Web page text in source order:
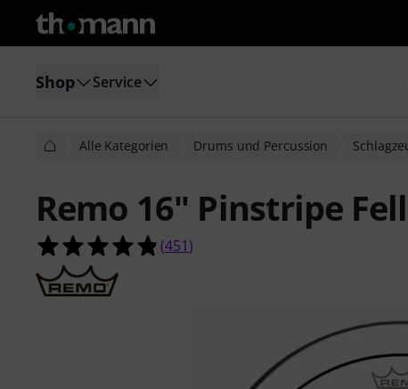
Shop Service
Alle Kategorien Drums und Percussion
Remo 16" Pinstripe
4.8 von 5 Sternen aus 451
(451)